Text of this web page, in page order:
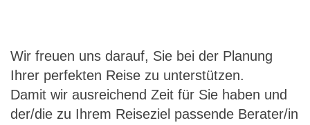
Wir freuen uns darauf, Sie bei der Planung
Ihrer perfekten Reise zu unterstützen.
Damit wir ausreichend Zeit für Sie haben und
der/die zu Ihrem Reiseziel passende Berater/in